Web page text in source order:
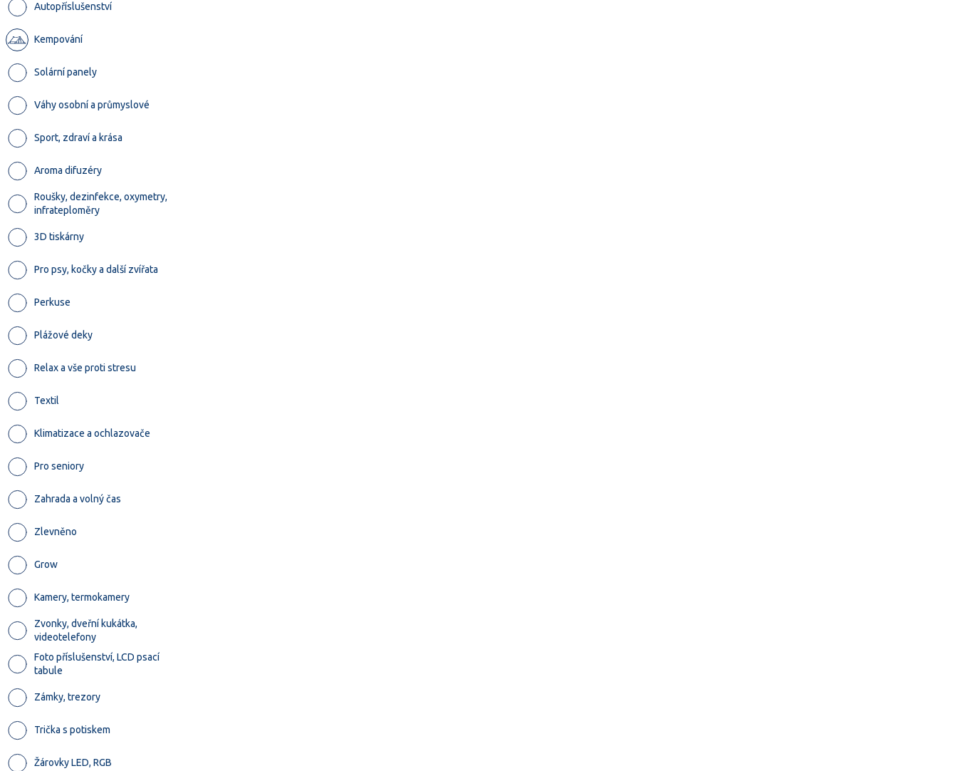
Autopříslušenství
Kempování
Solární panely
Váhy osobní a průmyslové
Sport, zdraví a krása
Aroma difuzéry
Roušky, dezinfekce, oxymetry,
infrateploměry
3D tiskárny
Pro psy, kočky a další zvířata
Perkuse
Plážové deky
Relax a vše proti stresu
Textil
Klimatizace a ochlazovače
Pro seniory
Zahrada a volný čas
Zlevněno
Grow
Kamery, termokamery
Zvonky, dveřní kukátka,
videotelefony
Foto příslušenství, LCD psací
tabule
Zámky, trezory
Trička s potiskem
Žárovky LED, RGB